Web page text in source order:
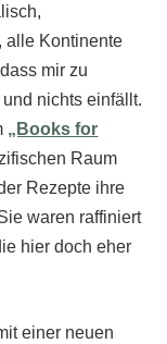
alle Kontinente
mir zu
nichts einfällt.
„Books for
Raum
Rezepte ihre
waren raffiniert
hier doch eher
einer neuen